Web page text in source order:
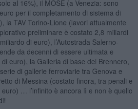
al 16%), il MOSE (a Venezia: sono
per il completamento di sistema di
la TAV Torino-Lione (lavori attualmente
preliminare è costato 2,8 miliardi
di euro), l’Autostrada Salerno-
da decenni di essere ultimata e
euro), la Galleria di base del Brennero,
di gallerie ferroviarie tra Genova e
di Messina (costato finora, tra penali e
… l’infinito è ancora lì e non è quello